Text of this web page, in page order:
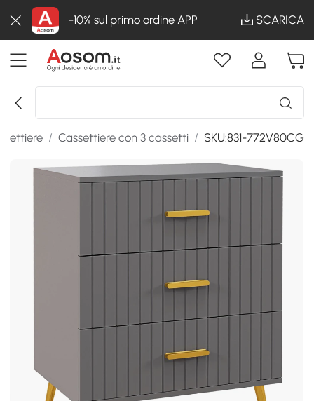
-10% sul primo ordine APP SCARICA
/ Cassettiere con 3 cassetti / SKU:831-772V80CG